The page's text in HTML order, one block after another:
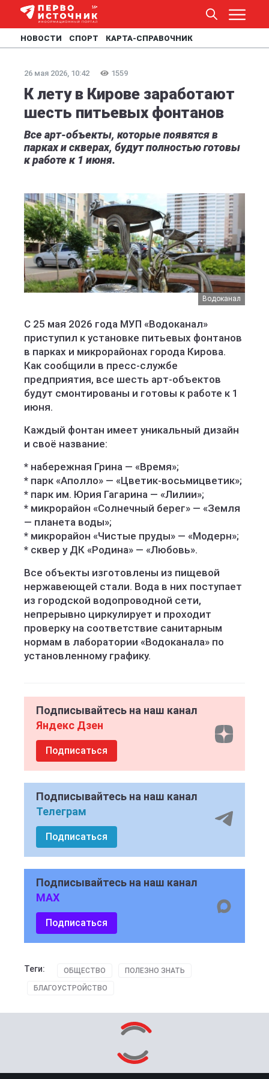
НОВОСТИ СПОРТ КАРТА-СПРАВОЧНИК
26 мая 2026, 10:42 1559
К лету в Кирове заработают
шесть питьевых фонтанов
Все арт-объекты, которые появятся в
парках и скверах, будут полностью готовы
к работе к 1 июня.
Водоканал
С 25 мая 2026 года МУП «Водоканал»
приступил к установке питьевых фонтанов
в парках и микрорайонах города Кирова.
Как сообщили в пресс-службе
предприятия, все шесть арт-объектов
будут смонтированы и готовы к работе к 1
июня.
Каждый фонтан имеет уникальный дизайн
и своё название:
* набережная Грина — «Время»;
* парк «Аполло» — «Цветик‑восьмицветик»;
* парк им. Юрия Гагарина — «Лилии»;
* микрорайон «Солнечный берег» — «Земля
— планета воды»;
* микрорайон «Чистые пруды» — «Модерн»;
* сквер у ДК «Родина» — «Любовь».
Все объекты изготовлены из пищевой
нержавеющей стали. Вода в них поступает
из городской водопроводной сети,
непрерывно циркулирует и проходит
проверку на соответствие санитарным
нормам в лаборатории «Водоканала» по
установленному графику.
Подписывайтесь на наш канал
Яндекс Дзен
Подписаться
Подписывайтесь на наш канал
Телеграм
Подписаться
Подписывайтесь на наш канал
MAX
Подписаться
Теги: ОБЩЕСТВО ПОЛЕЗНО ЗНАТЬ
БЛАГОУСТРОЙСТВО